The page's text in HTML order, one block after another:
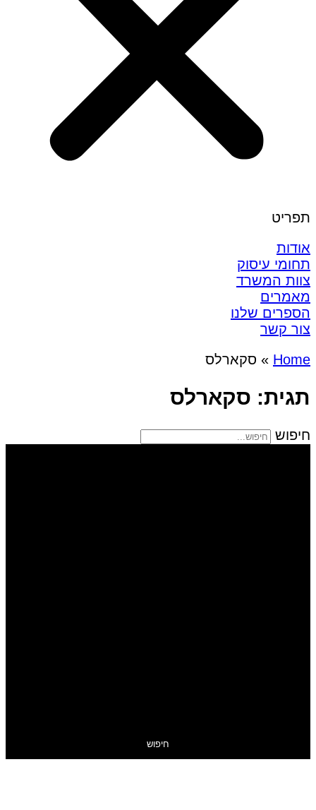
תפריט
אודות
תחומי עיסוק
צוות המשרד
מאמרים
הספרים שלנו
צור קשר
Home
» סקארלס
תגית: סקארלס
חיפוש
חיפוש